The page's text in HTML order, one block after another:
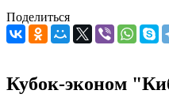
Поделиться
Кубок-эконом